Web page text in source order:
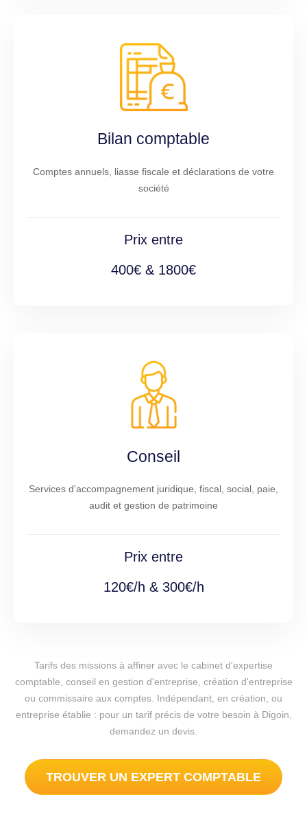
Bilan comptable
Comptes annuels, liasse fiscale et déclarations de votre
société
Prix entre
400€ & 1800€
Conseil
Services d'accompagnement juridique, fiscal, social, paie,
audit et gestion de patrimoine
Prix entre
120€/h & 300€/h
Tarifs des missions à affiner avec le cabinet d'expertise
comptable, conseil en gestion d'entreprise, création d'entreprise
ou commissaire aux comptes. Indépendant, en création, ou
entreprise établie : pour un tarif précis de votre besoin à Digoin,
demandez un devis.
TROUVER UN EXPERT COMPTABLE